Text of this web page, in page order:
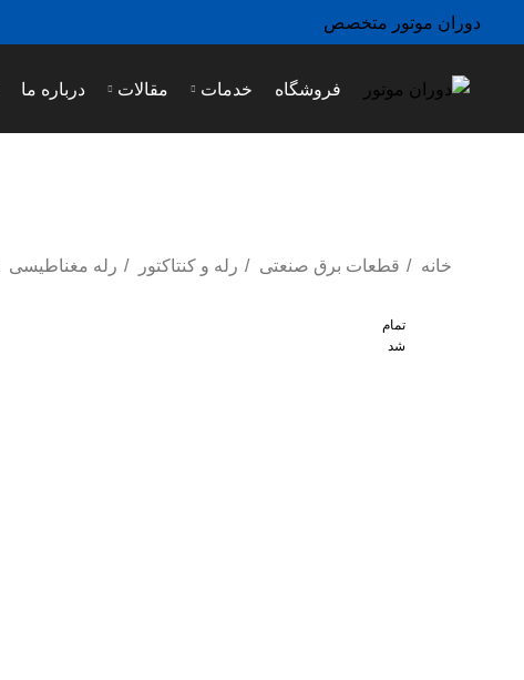
دوران موتور متخصص
فروشگاه خدمات مقالات درباره ما
خانه قطعات برق صنعتی رله و کنتاکتور رله مغناطیسی
تمام
شد